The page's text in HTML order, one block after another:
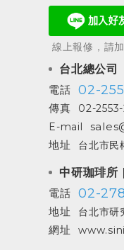
線上報修，請
台北總公司
電話 02-
傳真
02-
E-mail
地址
台北市民
中研珈琲所
電話 02-
地址 台北市研
網址